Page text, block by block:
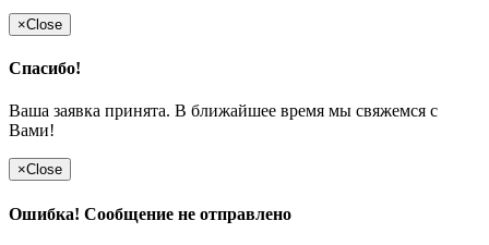
×Close
Спасибо!
Ваша заявка принята. В ближайшее время мы свяжемся с
Вами!
×Close
Ошибка! Сообщение не отправлено